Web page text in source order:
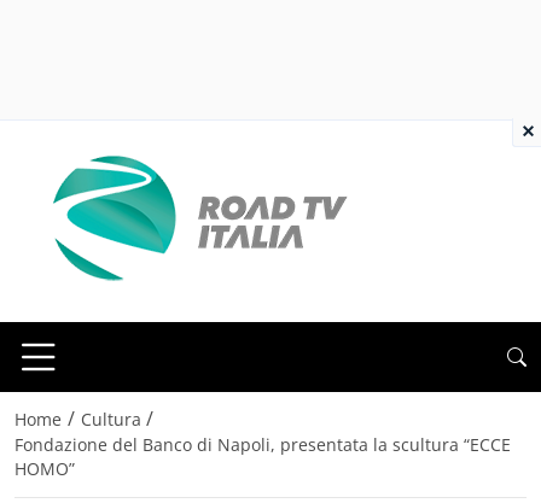
Home / Cultura /
Fondazione del Banco di Napoli, presentata la scultura “ECCE
HOMO”
×